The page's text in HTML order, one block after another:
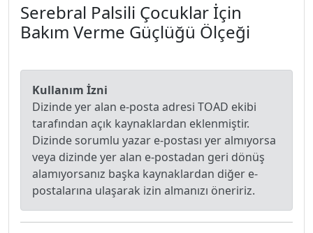
Serebral Palsili Çocuklar İçin
Bakım Verme Güçlüğü Ölçeği
Kullanım İzni
Dizinde yer alan e-posta adresi TOAD ekibi
tarafından açık kaynaklardan eklenmiştir.
Dizinde sorumlu yazar e-postası yer almıyorsa
veya dizinde yer alan e-postadan geri dönüş
alamıyorsanız başka kaynaklardan diğer e-
postalarına ulaşarak izin almanızı öneririz.